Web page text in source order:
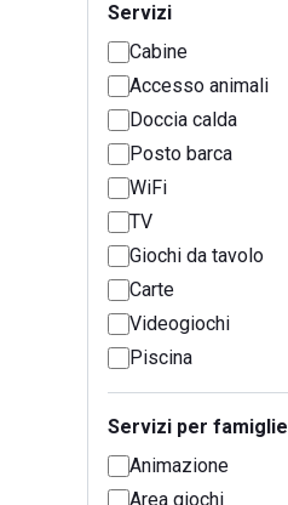
Servizi
Cabine
Accesso animali
Doccia calda
Posto barca
WiFi
TV
Giochi da tavolo
Carte
Videogiochi
Piscina
Servizi per famiglie
Animazione
Area giochi